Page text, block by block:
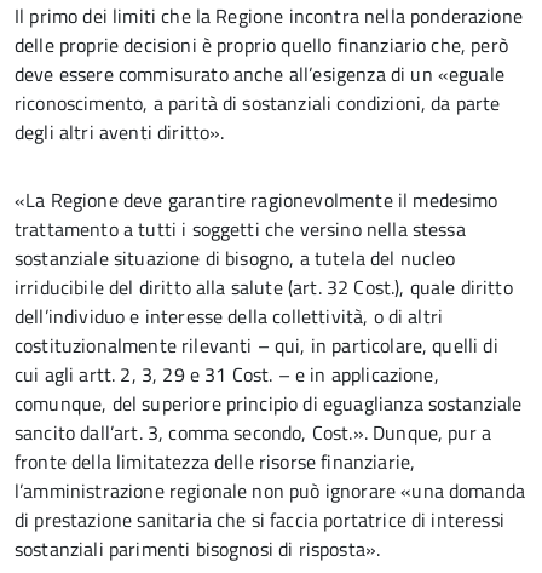
Il primo dei limiti che la Regione incontra nella ponderazione
delle proprie decisioni è proprio quello finanziario che, però
deve essere commisurato anche all’esigenza di un «eguale
riconoscimento, a parità di sostanziali condizioni, da parte
degli altri aventi diritto».
«La Regione deve garantire ragionevolmente il medesimo
trattamento a tutti i soggetti che versino nella stessa
sostanziale situazione di bisogno, a tutela del nucleo
irriducibile del diritto alla salute (art. 32 Cost.), quale diritto
dell’individuo e interesse della collettività, o di altri
costituzionalmente rilevanti – qui, in particolare, quelli di
cui agli artt. 2, 3, 29 e 31 Cost. – e in applicazione,
comunque, del superiore principio di eguaglianza sostanziale
sancito dall’art. 3, comma secondo, Cost.». Dunque, pur a
fronte della limitatezza delle risorse finanziarie,
l’amministrazione regionale non può ignorare «una domanda
di prestazione sanitaria che si faccia portatrice di interessi
sostanziali parimenti bisognosi di risposta».